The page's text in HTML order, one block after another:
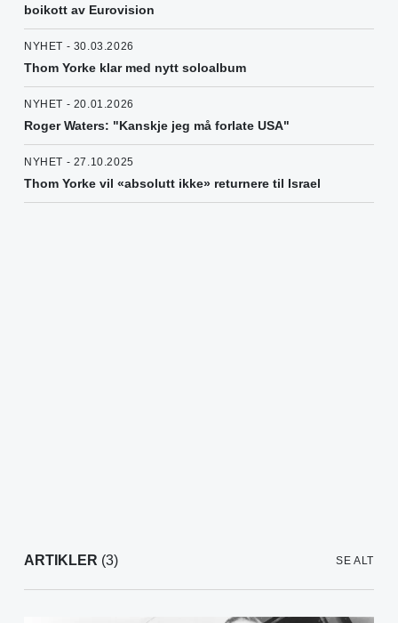
boikott av Eurovision
NYHET - 30.03.2026
Thom Yorke klar med nytt soloalbum
NYHET - 20.01.2026
Roger Waters: "Kanskje jeg må forlate USA"
NYHET - 27.10.2025
Thom Yorke vil «absolutt ikke» returnere til Israel
ARTIKLER (3) SE ALT